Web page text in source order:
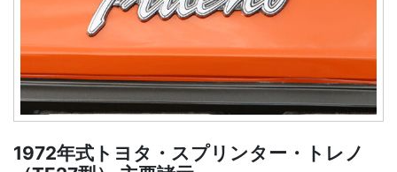
1972年式トヨタ・スプリンター・トレノ